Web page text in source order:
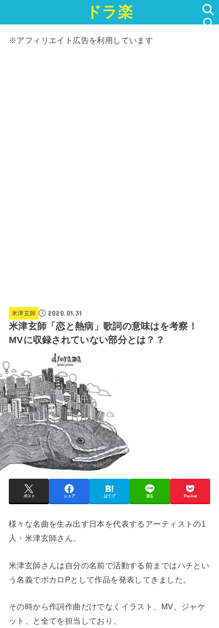
ドラ楽
※アフィリエイト広告を利用しています
米津玄師 2020.01.31
米津玄師「恋と熱病」歌詞の意味はを考察！
MVに収録されていない部分とは？？
ポスト シェア はてブ 送る Pocket
様々な名曲を生み出す日本を代表するアーティストの1
人・米津玄師さん。
米津玄師さんは自分の名前で活動する前まではハチとい
う名義でボカロPとして作品を発表してきました。
その時から作詞作曲だけでなくイラスト、MV、ジャケ
ット、と全てを担当しており、